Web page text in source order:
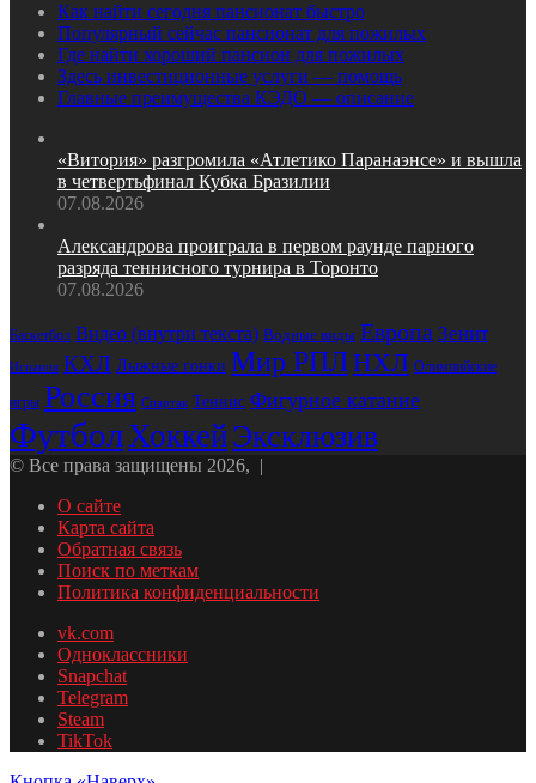
Как найти сегодня пансионат быстро
Популярный сейчас пансионат для пожилых
Где найти хороший пансион для пожилых
Здесь инвестиционные услуги — помощь
Главные преимущества КЭДО — описание
«Витория» разгромила «Атлетико Паранаэнсе» и вышла
в четвертьфинал Кубка Бразилии
07.08.2026
Александрова проиграла в первом раунде парного
разряда теннисного турнира в Торонто
07.08.2026
Баскетбол Видео (внутри текста) Водные виды Европа Зенит
Испания КХЛ Лыжные гонки Мир РПЛНХЛ Олимпийские
игры Россия Спартак Теннис Фигурное катание
ФутболХоккейЭксклюзив
© Все права защищены 2026, |
О сайте
Карта сайта
Обратная связь
Поиск по меткам
Политика конфиденциальности
vk.com
Одноклассники
Snapchat
Telegram
Steam
TikTok